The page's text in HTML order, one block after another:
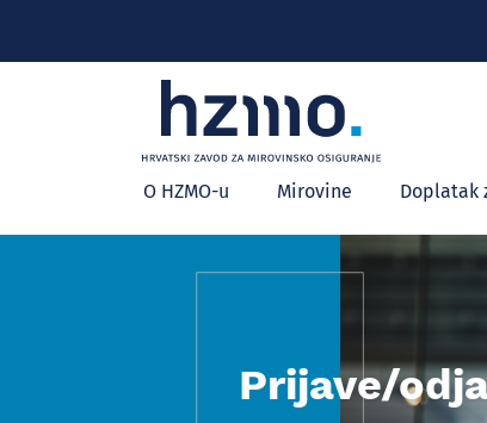
Glavni
izbornik
O HZMO-u Mirovine Doplatak
Prijave/